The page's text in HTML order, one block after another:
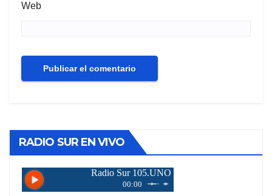
Web
RADIO SUR EN VIVO